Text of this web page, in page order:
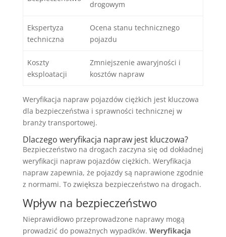
drogowym
Ekspertyza
techniczna
Ocena stanu technicznego
pojazdu
Koszty
eksploatacji
Zmniejszenie awaryjności i
kosztów napraw
Weryfikacja napraw pojazdów ciężkich jest kluczowa
dla bezpieczeństwa i sprawności technicznej w
branży transportowej.
Dlaczego weryfikacja napraw jest kluczowa?
Bezpieczeństwo na drogach zaczyna się od dokładnej
weryfikacji napraw pojazdów ciężkich. Weryfikacja
napraw zapewnia, że pojazdy są naprawione zgodnie
z normami. To zwiększa bezpieczeństwo na drogach.
Wpływ na bezpieczeństwo
Nieprawidłowo przeprowadzone naprawy mogą
prowadzić do poważnych wypadków. Weryfikacja